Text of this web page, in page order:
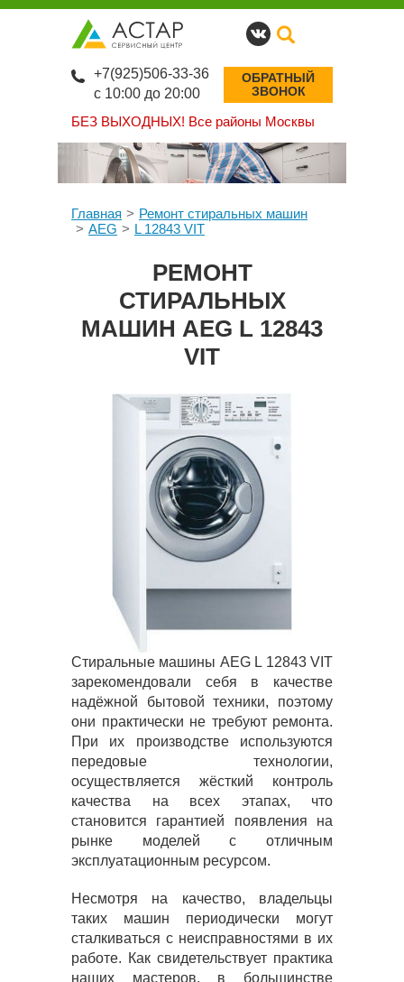
БЕЗ ВЫХОДНЫХ! Все районы Москвы
+7(925)506-33-36
с 10:00 до 20:00
ОБРАТНЫЙ
ЗВОНОК
Главная
Ремонт стиральных машин
AEG
L 12843 VIT
РЕМОНТ
СТИРАЛЬНЫХ
МАШИН AEG L 12843
VIT
Стиральные машины AEG L 12843 VIT
зарекомендовали себя в качестве
надёжной бытовой техники, поэтому
они практически не требуют ремонта.
При их производстве используются
передовые технологии,
осуществляется жёсткий контроль
качества на всех этапах, что
становится гарантией появления на
рынке моделей с отличным
эксплуатационным ресурсом.
Несмотря на качество, владельцы
таких машин периодически могут
сталкиваться с неисправностями в их
работе. Как свидетельствует практика
наших мастеров, в большинстве